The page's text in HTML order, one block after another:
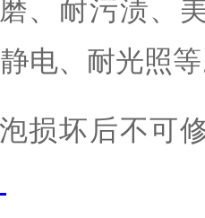
、耐污渍、
电、耐光照
损坏后不可